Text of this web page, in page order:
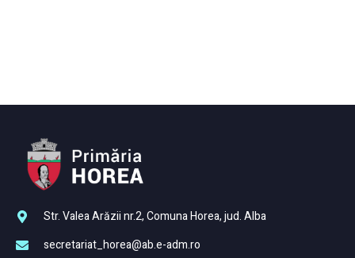
Str. Valea Arăzii nr.2, Comuna Horea, jud. Alba
secretariat_horea@ab.e-adm.ro